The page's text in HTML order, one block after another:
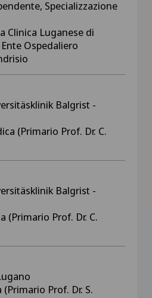
Specializzazione
Clinica Luganese di
Ospedaliero
Balgrist -
(Primario Prof. Dr. C.
Balgrist -
(Primario Prof. Dr. C.
Prof. Dr. S.